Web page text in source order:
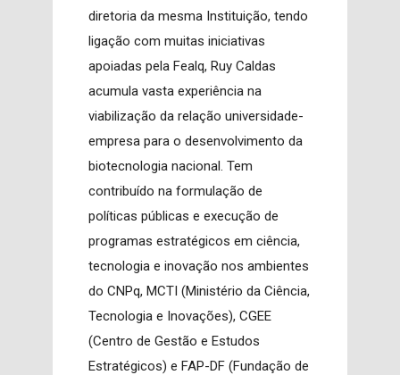
diretoria da mesma Instituição, tendo
ligação com muitas iniciativas
apoiadas pela Fealq, Ruy Caldas
acumula vasta experiência na
viabilização da relação universidade-
empresa para o desenvolvimento da
biotecnologia nacional. Tem
contribuído na formulação de
políticas públicas e execução de
programas estratégicos em ciência,
tecnologia e inovação nos ambientes
do CNPq, MCTI (Ministério da Ciência,
Tecnologia e Inovações), CGEE
(Centro de Gestão e Estudos
Estratégicos) e FAP-DF (Fundação de